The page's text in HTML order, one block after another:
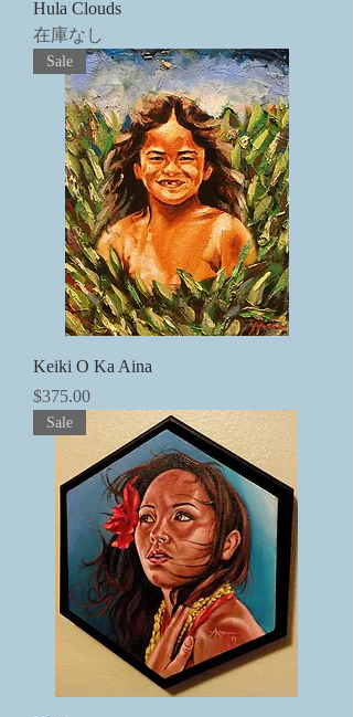
Hula Clouds
在庫なし
Sale
Keiki O Ka Aina
価格
$375.00
Sale